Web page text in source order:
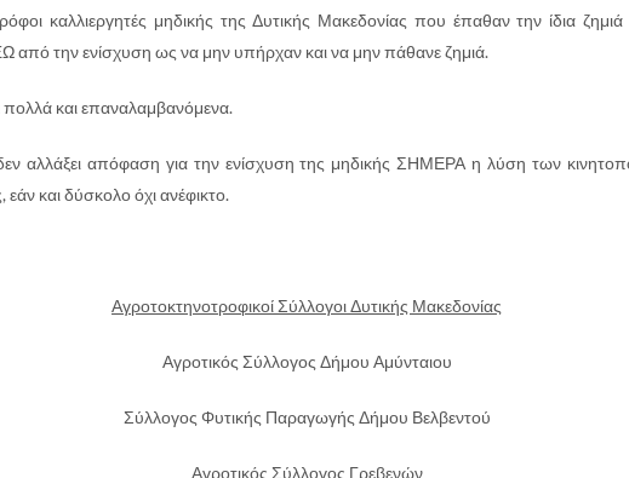
καλλιεργητές μηδικής της Δυτικής Μακεδονίας που έπαθαν την ίδια ζημιά
από την ενίσχυση ως να μην υπήρχαν και να μην πάθανε ζημιά.
πολλά και επαναλαμβανόμενα.
αλλάξει απόφαση για την ενίσχυση της μηδικής ΣΗΜΕΡΑ η λύση των
και δύσκολο όχι ανέφικτο.
Αγροτοκτηνοτροφικοί Σύλλογοι Δυτικής Μακεδονίας
Αγροτικός Σύλλογος Δήμου Αμύνταιου
Σύλλογος Φυτικής Παραγωγής Δήμου Βελβεντού
Αγροτικός Σύλλογος Γρεβενών